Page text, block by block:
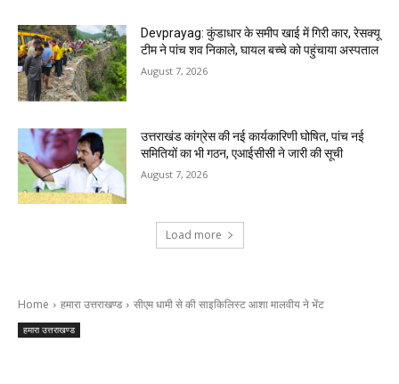
Devprayag: कुंडाधार के समीप खाई में गिरी कार, रेसक्यू
टीम ने पांच शव निकाले, घायल बच्चे को पहुंचाया अस्पताल
August 7, 2026
उत्तराखंड कांग्रेस की नई कार्यकारिणी घोषित, पांच नई
समितियों का भी गठन, एआईसीसी ने जारी की सूची
August 7, 2026
Load more